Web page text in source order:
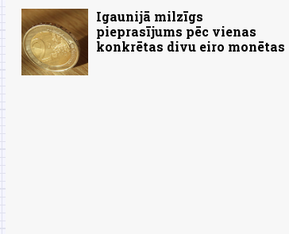
Igaunijā milzīgs
pieprasījums pēc vienas
konkrētas divu eiro monētas